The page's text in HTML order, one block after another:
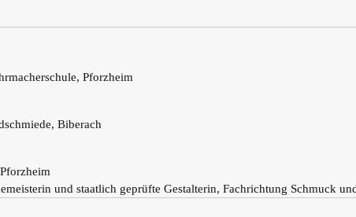
Pforzheim
Biberach
und staatlich geprüfte Gestalterin, Fachrichtung Schmuck